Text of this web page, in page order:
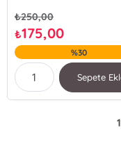
₺250,00
₺175,00
%30
Sepete
1